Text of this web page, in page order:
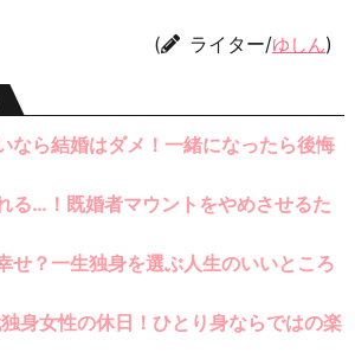
( ライター/ゆしん)
なら結婚はダメ！一緒になったら後悔
る…！既婚者マウントをやめさせるた
せ？一生独身を選ぶ人生のいいところ
身女性の休日！ひとり身ならではの楽